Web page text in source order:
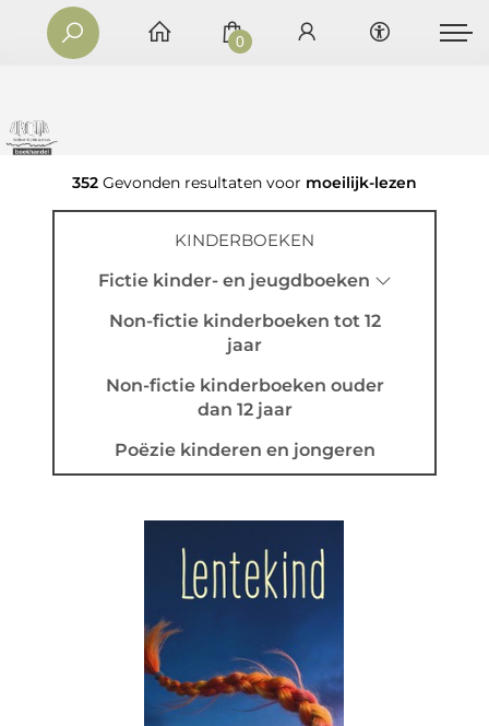
0
352 Gevonden resultaten voor moeilijk-lezen
KINDERBOEKEN
Fictie kinder- en jeugdboeken
Non-fictie kinderboeken tot 12
jaar
Non-fictie kinderboeken ouder
dan 12 jaar
Poëzie kinderen en jongeren